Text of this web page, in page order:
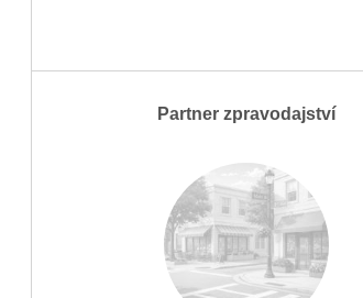
Partner zpravodajství